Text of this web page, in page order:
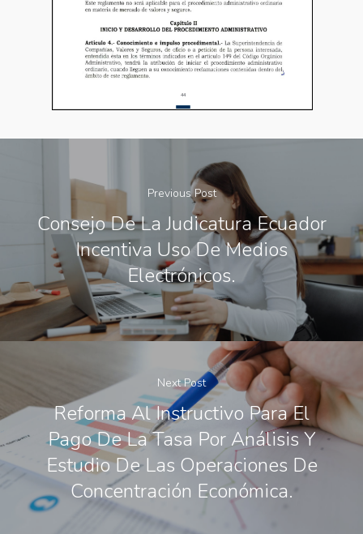
Previous Post
Consejo De La Judicatura Ecuador
Incentiva Uso De Medios
Electrónicos.
Next Post
Reforma Al Instructivo Para El
Pago De La Tasa Por Análisis Y
Estudio De Las Operaciones De
Concentración Económica.